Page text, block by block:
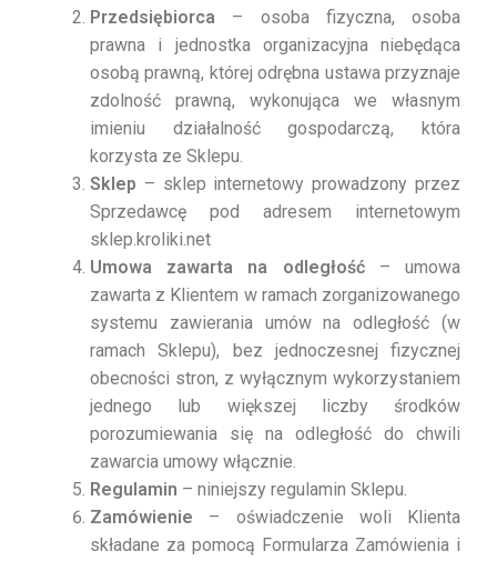
Przedsiębiorca – osoba fizyczna, osoba
prawna i jednostka organizacyjna niebędąca
osobą prawną, której odrębna ustawa przyznaje
zdolność prawną, wykonująca we własnym
imieniu działalność gospodarczą, która
korzysta ze Sklepu.
Sklep – sklep internetowy prowadzony przez
Sprzedawcę pod adresem internetowym
sklep.kroliki.net
Umowa zawarta na odległość– umowa
zawarta z Klientem w ramach zorganizowanego
systemu zawierania umów na odległość (w
ramach Sklepu), bez jednoczesnej fizycznej
obecności stron, z wyłącznym wykorzystaniem
jednego lub większej liczby środków
porozumiewania się na odległość do chwili
zawarcia umowy włącznie.
Regulamin – niniejszy regulamin Sklepu.
Zamówienie – oświadczenie woli Klienta
składane za pomocą Formularza Zamówienia i